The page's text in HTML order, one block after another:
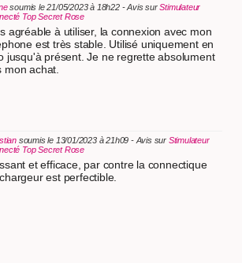
soumis le 21/05/2023 à 18h22 - Avis surStimulateur
Top Secret Rose
agréable à utiliser, la connexion avec mon
est très stable. Utilisé uniquement en
jusqu'à présent. Je ne regrette absolument
mon achat.
soumis le 13/01/2023 à 21h09 - Avis sur Stimulateur
Top Secret Rose
et efficace, par contre la connectique
est perfectible.